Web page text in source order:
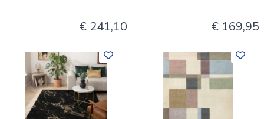
€ 241,10 € 169,95